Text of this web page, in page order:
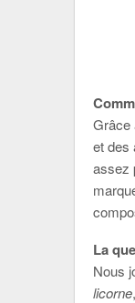
Grâce
et des
assez
La
Nous
licorne